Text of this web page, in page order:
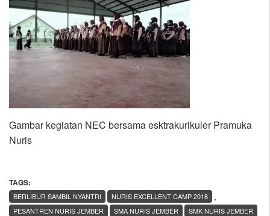
Gambar kegiatan NEC bersama esktrakurikuler Pramuka
Nuris
TAGS:
,
BERLIBUR SAMBIL NYANTRI
NURIS EXCELLENT CAMP 2018
PESANTREN NURIS JEMBER
SMA NURIS JEMBER SMK NURIS JEMBER